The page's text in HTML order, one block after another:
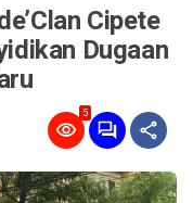
Cipete
Dugaan
5